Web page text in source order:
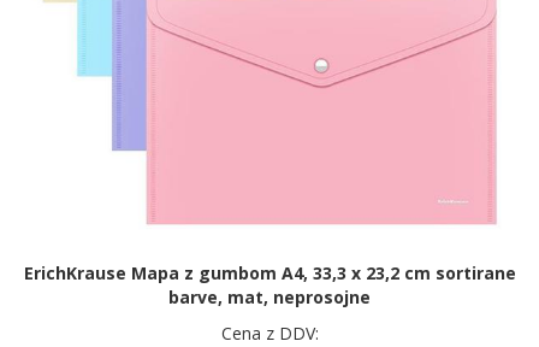
ErichKrause Mapa z gumbom A4, 33,3 x 23,2 cm sortirane
barve, mat, neprosojne
Cena z DDV: